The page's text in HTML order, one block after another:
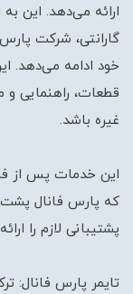
ارائه می‌دهد. این
گارانتی، شرکت
خود ادامه می‌دهد.
قطعات، راهنمایی و
غیره باشد.
این خدمات پس از
که پارس فانال پشت
پشتیبانی لازم را
تایمر پارس فانال: